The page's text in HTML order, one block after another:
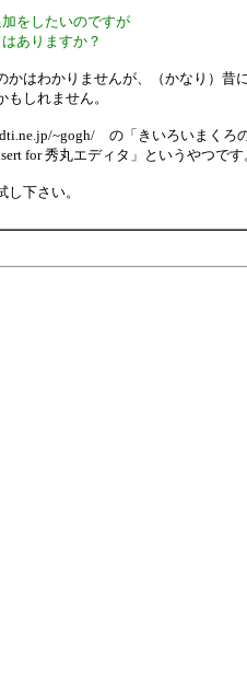
をしたいのですが
ありますか？
かはわかりませんが、（かなり）昔
もしれません。
~gogh/ の「きいろいまくろ
for 秀丸エディタ」というやつです
し下さい。